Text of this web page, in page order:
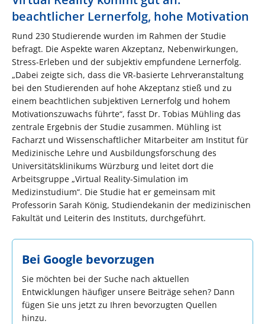
beachtlicher Lernerfolg, hohe Motivation
Rund 230 Studierende wurden im Rahmen der Studie
befragt. Die Aspekte waren Akzeptanz, Nebenwirkungen,
Stress-Erleben und der subjektiv empfundene Lernerfolg.
„Dabei zeigte sich, dass die VR-basierte Lehrveranstaltung
bei den Studierenden auf hohe Akzeptanz stieß und zu
einem beachtlichen subjektiven Lernerfolg und hohem
Motivationszuwachs führte“, fasst Dr. Tobias Mühling das
zentrale Ergebnis der Studie zusammen. Mühling ist
Facharzt und Wissenschaftlicher Mitarbeiter am Institut für
Medizinische Lehre und Ausbildungsforschung des
Universitätsklinikums Würzburg und leitet dort die
Arbeitsgruppe „Virtual Reality-Simulation im
Medizinstudium“. Die Studie hat er gemeinsam mit
Professorin Sarah König, Studiendekanin der medizinischen
Fakultät und Leiterin des Instituts, durchgeführt.
Bei Google bevorzugen
Sie möchten bei der Suche nach aktuellen
Entwicklungen häufiger unsere Beiträge sehen? Dann
fügen Sie uns jetzt zu Ihren bevorzugten Quellen
hinzu.